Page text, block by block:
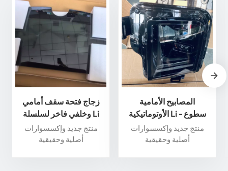
زجاج فتحة سقف أمامي
وخلفي فاخر لسلسلة Li
Auto L - عزز تجربة القيادة
الخاصة بك
منتج جديد وإكسسوارات
أصلية وحقيقية
المصابيح الأمامية
الأوتوماتيكية Li - سطوع
وأداء فائقان لسلامة قصوى
منتج جديد وإكسسوارات
أصلية وحقيقية